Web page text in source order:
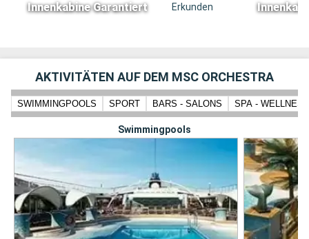
Innenkabine Garantiert Erkunden
AKTIVITÄTEN AUF DEM MSC ORCHESTRA
SWIMMINGPOOLS SPORT BARS - SALONS SPA - WELLNESS
Swimmingpools